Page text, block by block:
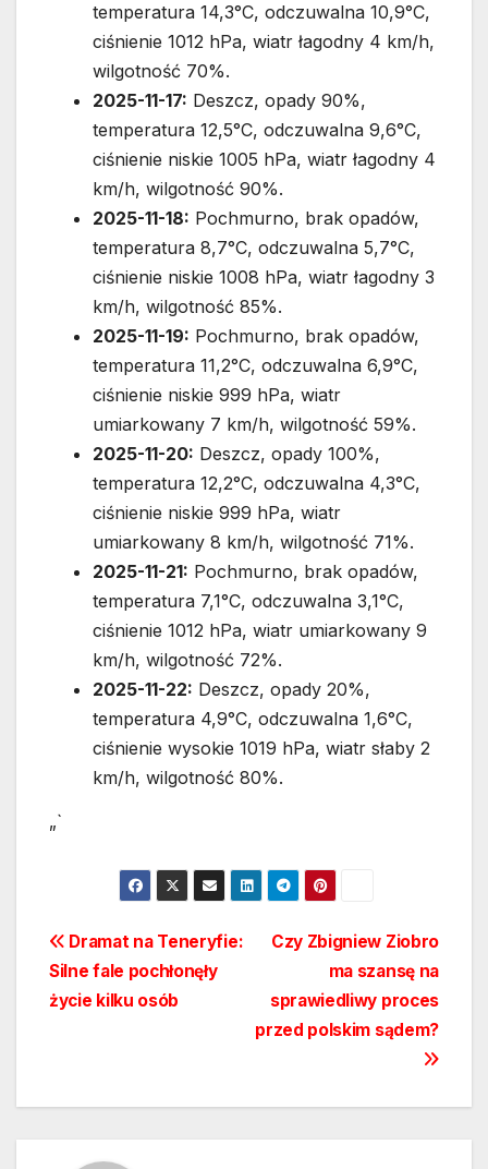
temperatura 14,3°C, odczuwalna 10,9°C,
ciśnienie 1012 hPa, wiatr łagodny 4 km/h,
wilgotność 70%.
2025-11-17: Deszcz, opady 90%,
temperatura 12,5°C, odczuwalna 9,6°C,
ciśnienie niskie 1005 hPa, wiatr łagodny 4
km/h, wilgotność 90%.
2025-11-18: Pochmurno, brak opadów,
temperatura 8,7°C, odczuwalna 5,7°C,
ciśnienie niskie 1008 hPa, wiatr łagodny 3
km/h, wilgotność 85%.
2025-11-19: Pochmurno, brak opadów,
temperatura 11,2°C, odczuwalna 6,9°C,
ciśnienie niskie 999 hPa, wiatr
umiarkowany 7 km/h, wilgotność 59%.
2025-11-20: Deszcz, opady 100%,
temperatura 12,2°C, odczuwalna 4,3°C,
ciśnienie niskie 999 hPa, wiatr
umiarkowany 8 km/h, wilgotność 71%.
2025-11-21: Pochmurno, brak opadów,
temperatura 7,1°C, odczuwalna 3,1°C,
ciśnienie 1012 hPa, wiatr umiarkowany 9
km/h, wilgotność 72%.
2025-11-22: Deszcz, opady 20%,
temperatura 4,9°C, odczuwalna 1,6°C,
ciśnienie wysokie 1019 hPa, wiatr słaby 2
km/h, wilgotność 80%.
„`
Nawigacja
wpisu
Czy Zbigniew Ziobro
ma szansę na
sprawiedliwy proces
przed polskim sądem?
Dramat na Teneryfie:
Silne fale pochłonęły
życie kilku osób